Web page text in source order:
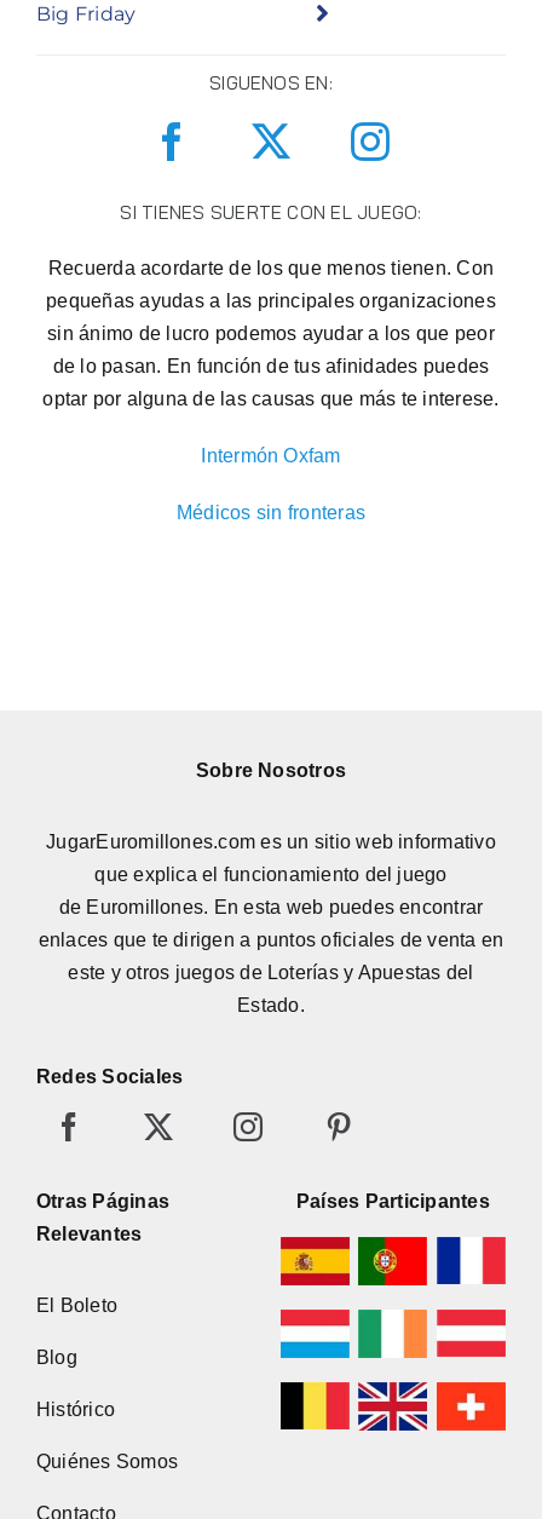
Big Friday
SIGUENOS EN:
SI TIENES SUERTE CON EL JUEGO:
Recuerda acordarte de los que menos tienen. Con
pequeñas ayudas a las principales organizaciones
sin ánimo de lucro podemos ayudar a los que peor
de lo pasan. En función de tus afinidades puedes
optar por alguna de las causas que más te interese.
Intermón Oxfam
Médicos sin fronteras
Sobre Nosotros
JugarEuromillones.com es un sitio web informativo
que explica el funcionamiento del juego
de Euromillones. En esta web puedes encontrar
enlaces que te dirigen a puntos oficiales de venta en
este y otros juegos de Loterías y Apuestas del
Estado.
Redes Sociales
Otras Páginas
Relevantes
El Boleto
Blog
Histórico
Quiénes Somos
Contacto
Países Participantes